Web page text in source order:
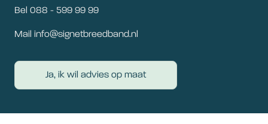
Bel 088 - 599 99 99
Mail info@signetbreedband.nl
Ja, ik wil advies op maat